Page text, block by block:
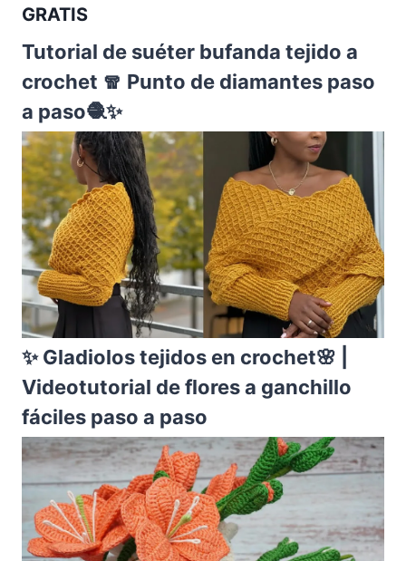
GRATIS
Tutorial de suéter bufanda tejido a
crochet 🧣 Punto de diamantes paso
a paso🧶✨
✨ Gladiolos tejidos en crochet🌸 |
Videotutorial de flores a ganchillo
fáciles paso a paso